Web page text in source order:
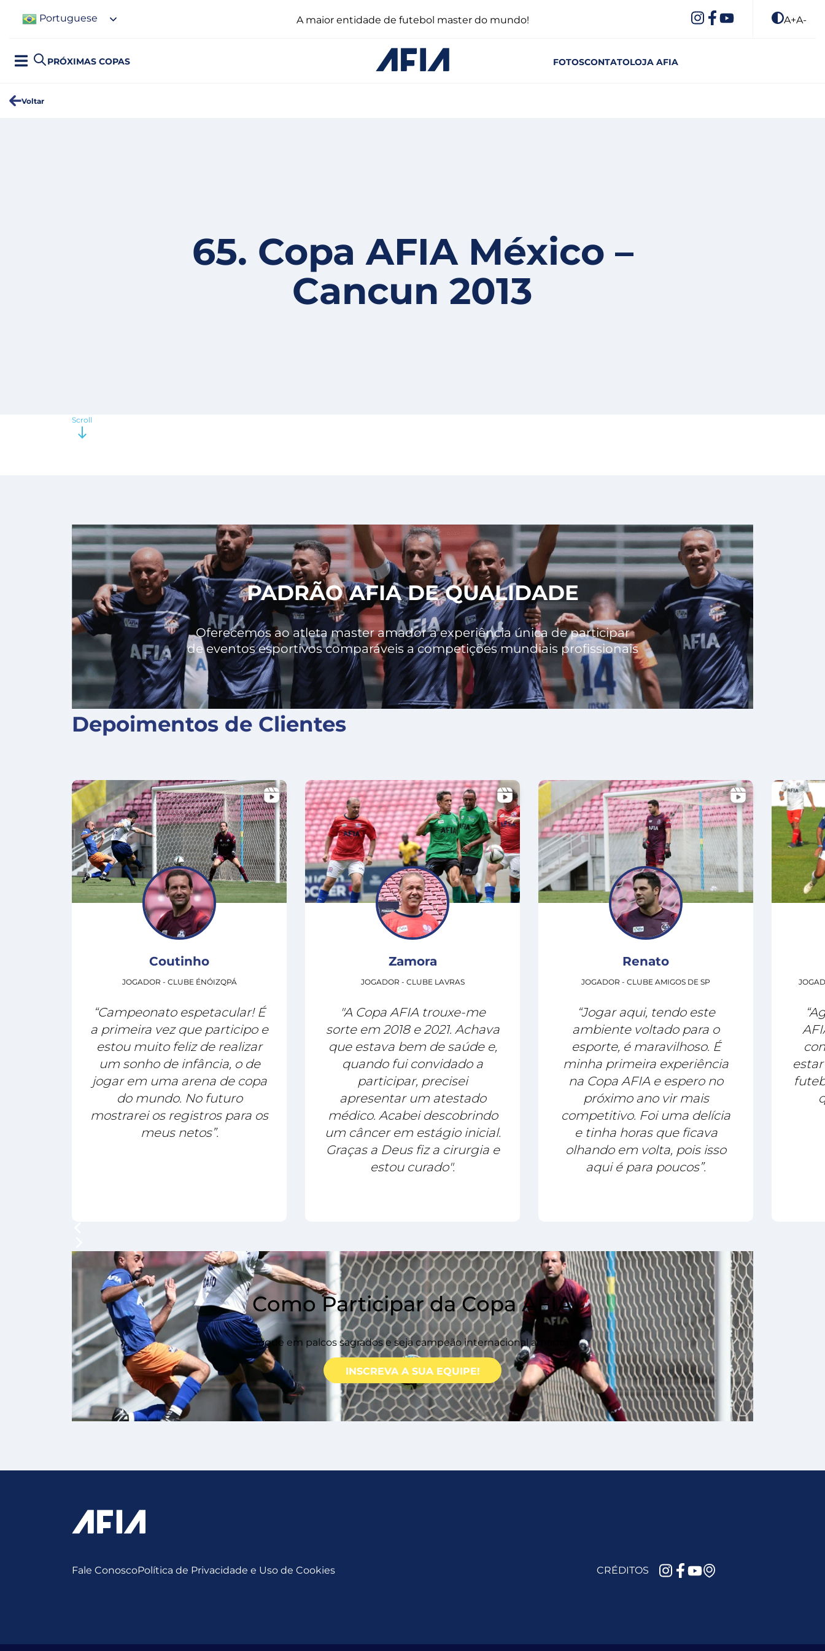
Portuguese A maior entidade de futebol master do mundo! A+A-
PRÓXIMAS COPAS FOTOSCONTATOLOJA AFIA
Voltar
65. Copa AFIA México –
Cancun 2013
Scroll
PADRÃO AFIA DE QUALIDADE
Oferecemos ao atleta master amador a experiência única de participar
de eventos esportivos comparáveis a competições mundiais profissionais
Depoimentos de Clientes
Coutinho
JOGADOR - CLUBE ÉNÓIZQPÁ
“Campeonato espetacular! É
a primeira vez que participo e
estou muito feliz de realizar
um sonho de infância, o de
jogar em uma arena de copa
do mundo. No futuro
mostrarei os registros para os
meus netos”.
X
Zamora
JOGADOR - CLUBE LAVRAS
"A Copa AFIA trouxe-me
sorte em 2018 e 2021. Achava
que estava bem de saúde e,
quando fui convidado a
participar, precisei
apresentar um atestado
médico. Acabei descobrindo
um câncer em estágio inicial.
Graças a Deus fiz a cirurgia e
estou curado".
X
Renato
JOGADOR - CLUBE AMIGOS DE SP
“Jogar aqui, tendo este
ambiente voltado para o
esporte, é maravilhoso. É
minha primeira experiência
na Copa AFIA e espero no
próximo ano vir mais
competitivo. Foi uma delícia
e tinha horas que ficava
olhando em volta, pois isso
aqui é para poucos”.
X X
Como Participar da Copa AFIA
Jogue em palcos sagrados e seja campeão internacional amador!
INSCREVA A SUA EQUIPE!
Fale ConoscoPolítica de Privacidade e Uso de Cookies CRÉDITOS